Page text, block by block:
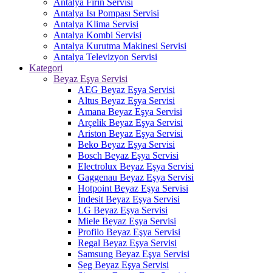
Antalya Fırın Servisi
Antalya Isı Pompası Servisi
Antalya Klima Servisi
Antalya Kombi Servisi
Antalya Kurutma Makinesi Servisi
Antalya Televizyon Servisi
Kategori
Beyaz Eşya Servisi
AEG Beyaz Eşya Servisi
Altus Beyaz Eşya Servisi
Amana Beyaz Eşya Servisi
Arçelik Beyaz Eşya Servisi
Ariston Beyaz Eşya Servisi
Beko Beyaz Eşya Servisi
Bosch Beyaz Eşya Servisi
Electrolux Beyaz Eşya Servisi
Gaggenau Beyaz Eşya Servisi
Hotpoint Beyaz Eşya Servisi
İndesit Beyaz Eşya Servisi
LG Beyaz Eşya Servisi
Miele Beyaz Eşya Servisi
Profilo Beyaz Eşya Servisi
Regal Beyaz Eşya Servisi
Samsung Beyaz Eşya Servisi
Seg Beyaz Eşya Servisi